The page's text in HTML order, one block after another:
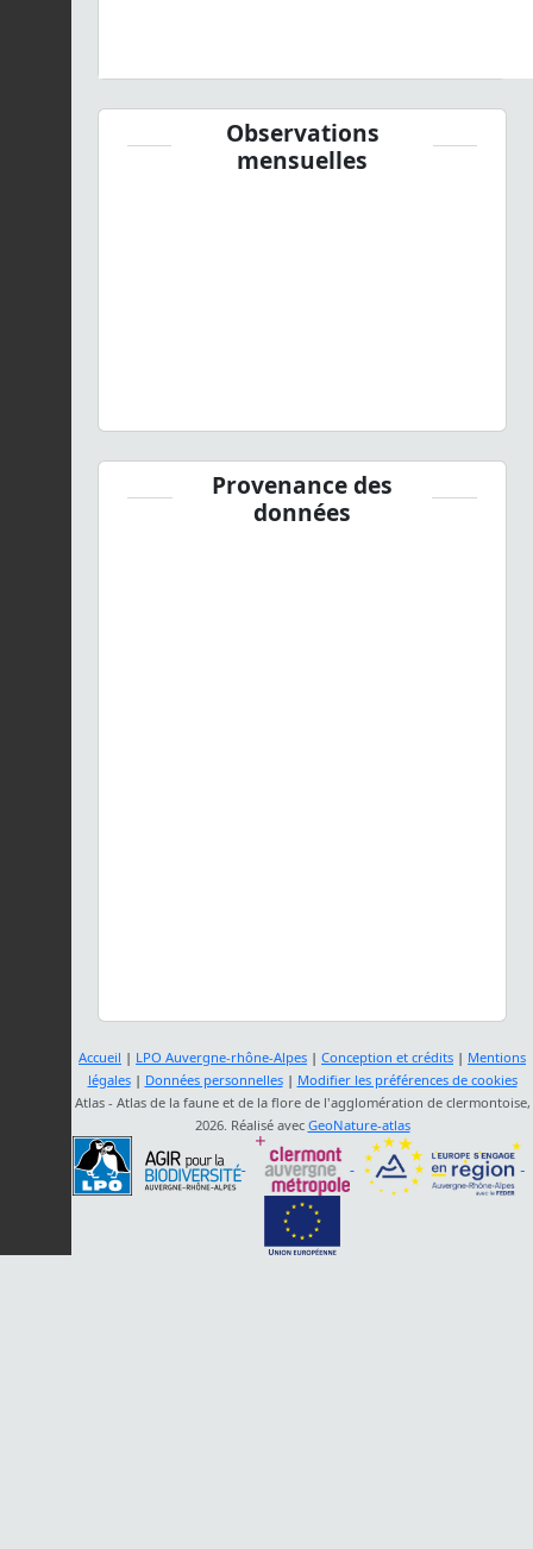
Observations
mensuelles
Provenance des
données
Accueil | LPO Auvergne-rhône-Alpes | Conception et crédits | Mentions
légales| Données personnelles| Modifier les préférences de cookies
Atlas - Atlas de la faune et de la flore de l'agglomération de clermontoise,
2026. Réalisé avec GeoNature-atlas